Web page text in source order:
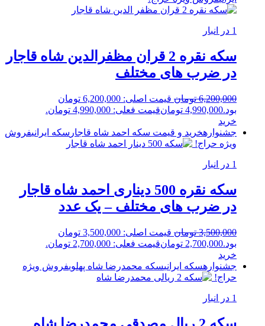
1 در انبار
سکه نقره 2 قران مظفرالدین شاه قاجار
در ضرب های مختلف
6,200,000 تومان
قیمت اصلی: 6,200,000 تومان
بود.4,990,000 تومانقیمت فعلی: 4,990,000 تومان.
خرید
جشنوارهخرید و قیمت سکه احمد شاه قاجار سکه ایرانیفروش
ویژه حراج!
1 در انبار
سکه نقره 500 دیناری احمد شاه قاجار
در ضرب های مختلف – یک عدد
3,500,000 تومان
قیمت اصلی: 3,500,000 تومان
بود.2,700,000 تومانقیمت فعلی: 2,700,000 تومان.
خرید
جشنوارهسکه ایرانیسکه محمدرضا شاه پهلویفروش ویژه
حراج!
1 در انبار